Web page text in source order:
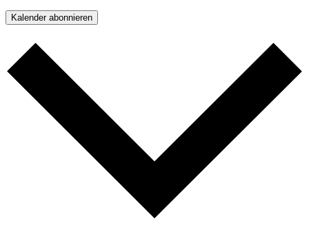
Kalender abonnieren